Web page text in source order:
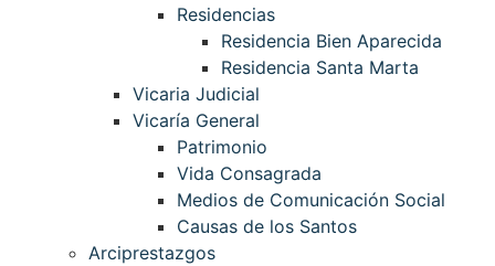
Residencias
Residencia Bien Aparecida
Residencia Santa Marta
Vicaria Judicial
Vicaría General
Patrimonio
Vida Consagrada
Medios de Comunicación Social
Causas de los Santos
Arciprestazgos